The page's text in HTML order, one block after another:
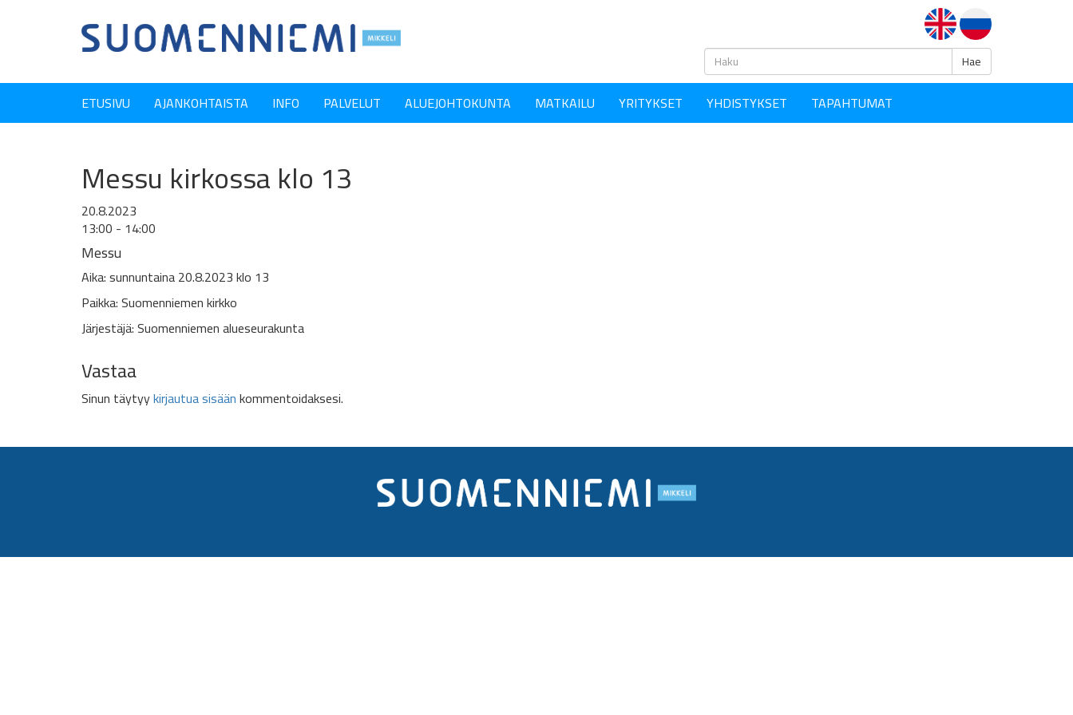
Haku
Hae
ETUSIVU AJANKOHTAISTA INFO PALVELUT ALUEJOHTOKUNTA MATKAILU YRITYKSET YHDISTYKSET TAPAHTUMAT
Messu kirkossa klo 13
20.8.2023
13:00 - 14:00
Messu
Aika: sunnuntaina 20.8.2023 klo 13
Paikka: Suomenniemen kirkko
Järjestäjä: Suomenniemen alueseurakunta
Vastaa
Sinun täytyykirjautua sisäänkommentoidaksesi.